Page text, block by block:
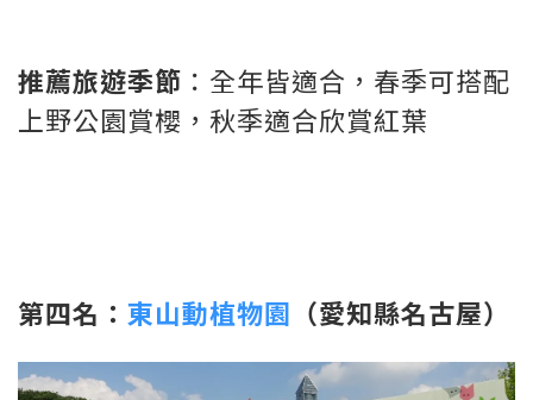
推薦旅遊季節 ：全年皆適合，春季可搭配
上野公園賞櫻，秋季適合欣賞紅葉
第四名： 東山動植物園 （愛知縣名古屋）